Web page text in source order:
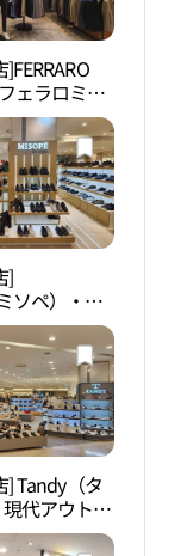
ェラロミラ
ウトレット
）店(페라
대아울렛 가
]
ソペ）・現
トカサン
미소페 현대
점)
] Tandy（タ
代アウトレ
加山）店